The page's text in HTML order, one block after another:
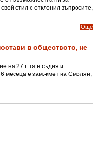
стил е отклонил въпросите,
Още
в обществото, не
на 27 г. тя е съдия и
месеца е зам.-кмет на Смолян,